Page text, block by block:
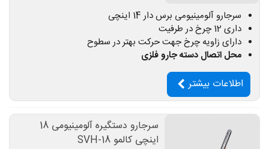
سرجارو آلومینیومی برس دار 14 اینچی
داری 12 چرخ در طرفیت
دارای زاویه چرخ جهت حرکت بهتر در سطوح
محل اتصال دسته جارو فلزی
اطلاعات بیشتر
سرجارو دستگیره آلومینیومی 18
اینچی کالمو SVH-18